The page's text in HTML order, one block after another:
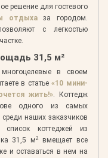
решение для гостевого
отдыхаза городом.
с легкостью
31,5 м²
в своем
в статье«10 мини-
жить!». Коттедж
одного из самых
наших заказчиков
коттеджей из
31,5 м2вмещает все
и оставаться в нем на